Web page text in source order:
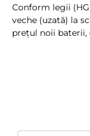
Conform legii (HG
veche (uzată) la
preţul noii baterii,